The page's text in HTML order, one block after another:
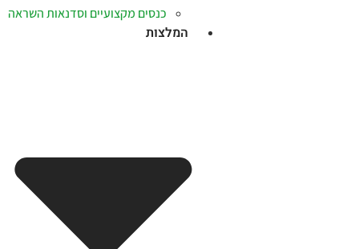
כנסים מקצועיים וסדנאות השראה
המלצות